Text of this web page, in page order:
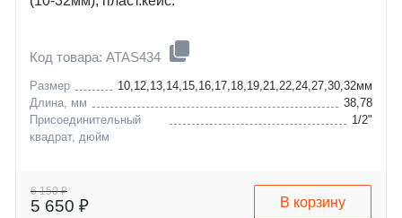
Код товара: ATAS434
Размер
10,12,13,14,15,16,17,18,19,21,22,24,27,30,32мм
Длина, мм
38,78
Присоединительный
квадрат, дюйм
1/2"
6 150 ₽
5 650 ₽ В корзину